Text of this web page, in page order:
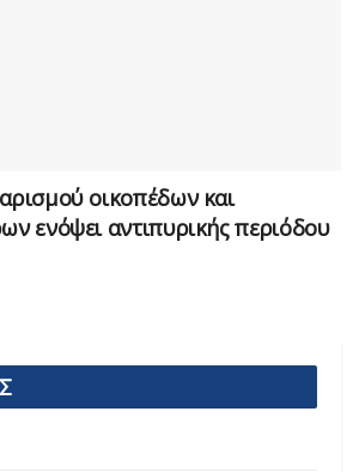
οικοπέδων και
ενόψει αντιπυρικής περιόδου